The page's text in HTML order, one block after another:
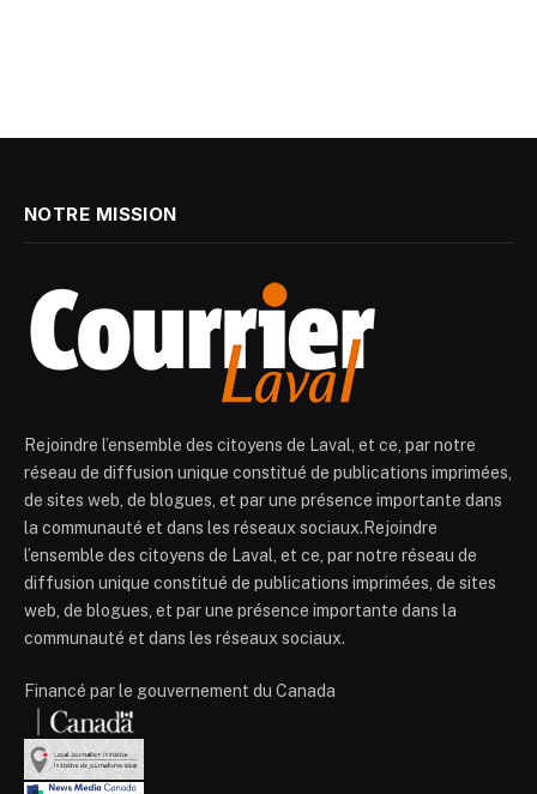
NOTRE MISSION
Rejoindre l’ensemble des citoyens de Laval, et ce, par notre
réseau de diffusion unique constitué de publications imprimées,
de sites web, de blogues, et par une présence importante dans
la communauté et dans les réseaux sociaux.Rejoindre
l’ensemble des citoyens de Laval, et ce, par notre réseau de
diffusion unique constitué de publications imprimées, de sites
web, de blogues, et par une présence importante dans la
communauté et dans les réseaux sociaux.
Financé par le gouvernement du Canada